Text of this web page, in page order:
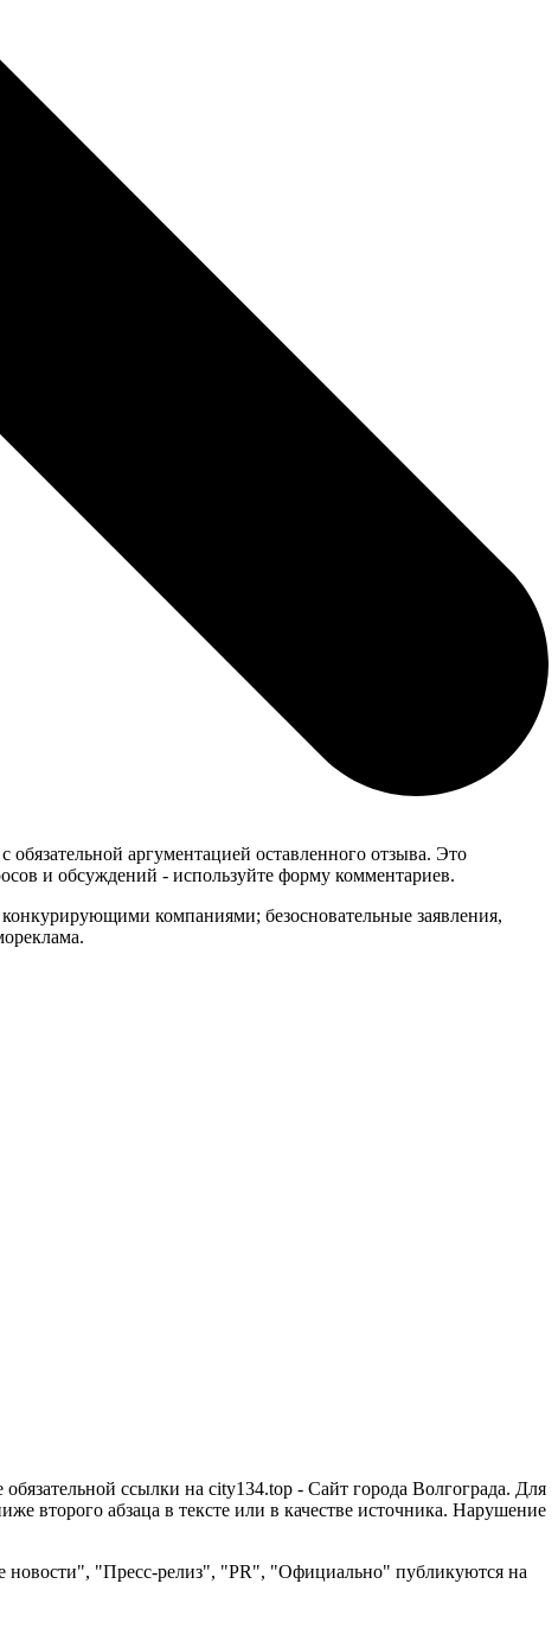
аргументацией оставленного отзыва. Это
и обсуждений - используйте форму комментариев.
компаниями; безосновательные заявления,
ссылки на city134.top - Сайт города Волгограда. Для
второго абзаца в тексте или в качестве источника. Нарушение
"Пресс-релиз", "PR", "Официально" публикуются на